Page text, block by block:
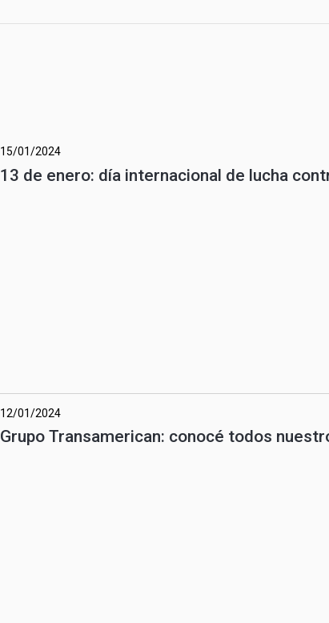
15/01/2024
13 de enero: día internacional de lucha
12/01/2024
Grupo Transamerican: conocé todos